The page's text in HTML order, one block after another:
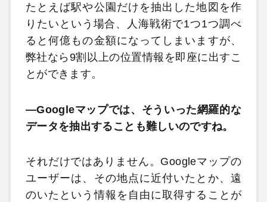
たとえば駅や公園だけを抽出した地図を作
りたいという場合、人海戦術で1つ1つ調べ
ると何億もの金額になってしまいますが、
弊社なら9割以上の位置情報を即座に出すこ
とができます。
―Googleマップでは、そういった網羅的な
データを抽出することも難しいのですね。
それだけではありません。Googleマップの
ユーザーは、その地点に近付いたとか、遠
のいたという情報を自由に取得することが